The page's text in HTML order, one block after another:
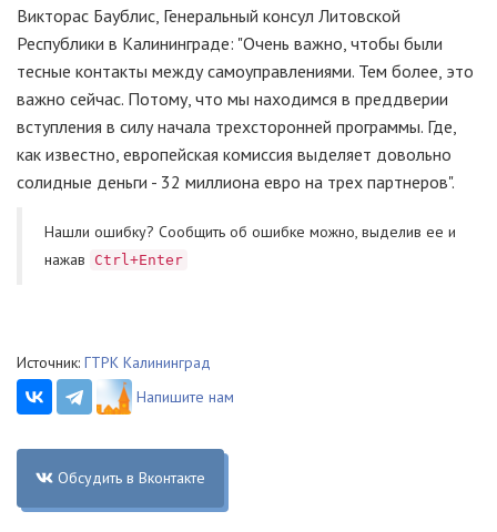
Викторас Баублис, Генеральный консул Литовской
Республики в Калининграде: "Очень важно, чтобы были
тесные контакты между самоуправлениями. Тем более, это
важно сейчас. Потому, что мы находимся в преддверии
вступления в силу начала трехсторонней программы. Где,
как известно, европейская комиссия выделяет довольно
солидные деньги - 32 миллиона евро на трех партнеров".
Нашли ошибку? Cообщить об ошибке можно, выделив ее и
нажав
Ctrl+Enter
Источник: ГТРК Калининград
Напишите нам
Обсудить в Вконтакте